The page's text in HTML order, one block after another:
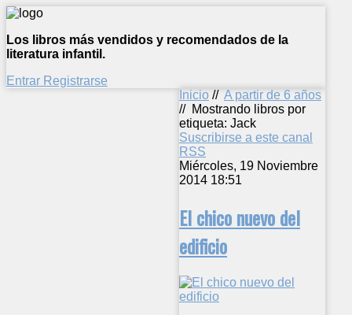
Los libros más vendidos y recomendados de la
literatura infantil.
Entrar Registrarse
Inicio // A partir de 6 años
// Mostrando libros por
etiqueta: Jack
Suscribirse a este canal
RSS
Miércoles, 19 Noviembre
2014 18:51
El chico nuevo del
edificio